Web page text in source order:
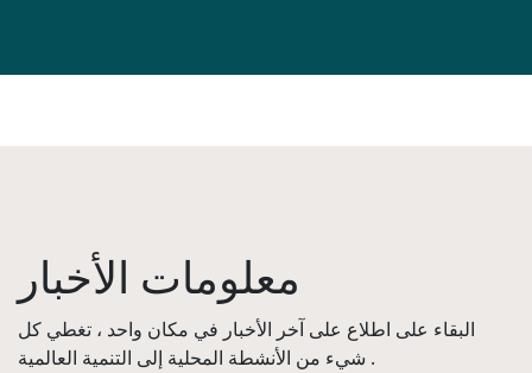
معلومات الأخبار
البقاء على اطلاع على آخر الأخبار في مكان واحد ، تغطي كل
شيء من الأنشطة المحلية إلى التنمية العالمية .